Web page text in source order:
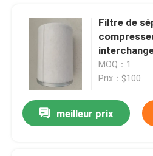
Filtre de
MOQ：1
Prix：$100
meilleur prix